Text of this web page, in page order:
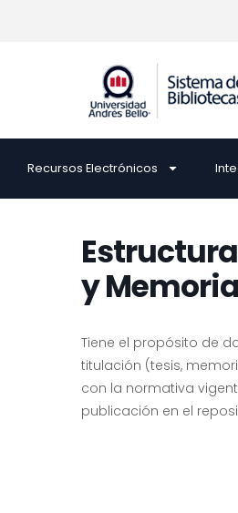
Recursos Electrónicos
y
Tiene el propósito de
titulación (tesis,
con la normativa
publicación en el